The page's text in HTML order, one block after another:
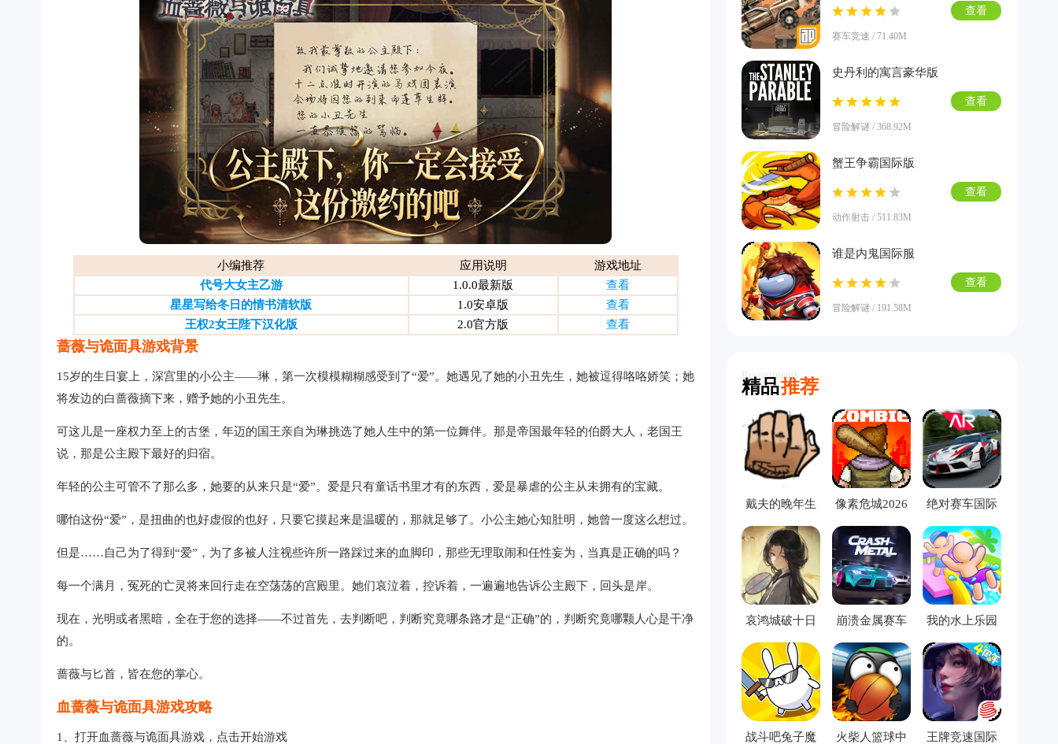
小编推荐 应用说明
游戏地址
代号大女主乙游
1.0.0最新版
查看
星星写给冬日的情书清软版
1.0安卓版
查看
王权2女王陛下汉化版
2.0官方版 查看
蔷薇与诡面具游戏背景
15岁的生日宴上，深宫里的小公主——琳，第一次模模糊糊感受到了“爱”。她遇见了她的小丑先生，她被逗得咯咯娇笑；她
将发边的白蔷薇摘下来，赠予她的小丑先生。
可这儿是一座权力至上的古堡，年迈的国王亲自为琳挑选了她人生中的第一位舞伴。那是帝国最年轻的伯爵大人，老国王
说，那是公主殿下最好的归宿。
年轻的公主可管不了那么多，她要的从来只是“爱”。爱是只有童话书里才有的东西，爱是暴虐的公主从未拥有的宝藏。
哪怕这份“爱”，是扭曲的也好虚假的也好，只要它摸起来是温暖的，那就足够了。小公主她心知肚明，她曾一度这么想过。
但是……自己为了得到“爱”，为了多被人注视些许所一路踩过来的血脚印，那些无理取闹和任性妄为，当真是正确的吗？
每一个满月，冤死的亡灵将来回行走在空荡荡的宫殿里。她们哀泣着，控诉着，一遍遍地告诉公主殿下，回头是岸。
现在，光明或者黑暗，全在于您的选择——不过首先，去判断吧，判断究竟哪条路才是“正确”的，判断究竟哪颗人心是干净
的。
蔷薇与匕首，皆在您的掌心。
血蔷薇与诡面具游戏攻略
1、打开血蔷薇与诡面具游戏，点击开始游戏
赛车竞速 / 71.40M
查看
史丹利的寓言豪华版
冒险解谜 / 368.92M
查看
蟹王争霸国际版
动作射击 / 511.83M
查看
谁是内鬼国际服
冒险解谜 / 191.58M
查看
精品推荐
Recommend
戴夫的晚年生
活手机版
像素危城2026
绝对赛车国际
服
哀鸿城破十日
记完整版
崩溃金属赛车
中文版
我的水上乐园
模拟器
战斗吧兔子魔
火柴人篮球中
王牌竞速国际